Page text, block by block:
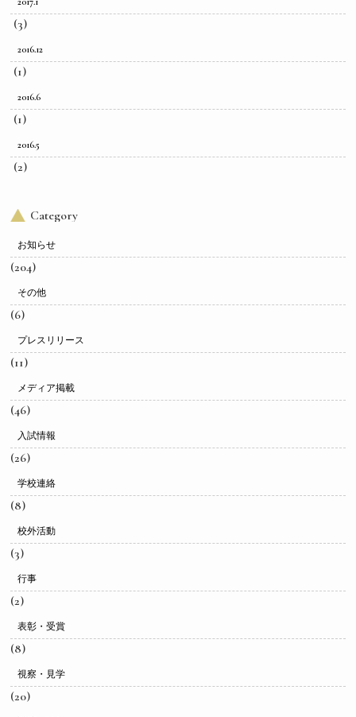
(3)
2016.12
(1)
2016.6
(1)
2016.5
(2)
Category
お知らせ
(204)
その他
(6)
プレスリリース
(11)
メディア掲載
(46)
入試情報
(26)
学校連絡
(8)
校外活動
(3)
行事
(2)
表彰・受賞
(8)
視察・見学
(20)